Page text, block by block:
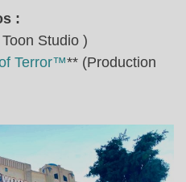
:
Toon Studio )
Terror™** (Production